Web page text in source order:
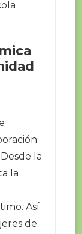
la
la
Así
de